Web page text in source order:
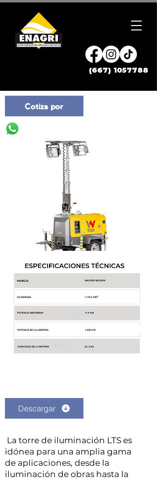
(667) 1057788
Cotiza por
Descargar
La torre de iluminación LTS es
idónea para una amplia gama
de aplicaciones, desde la
iluminación de obras hasta la